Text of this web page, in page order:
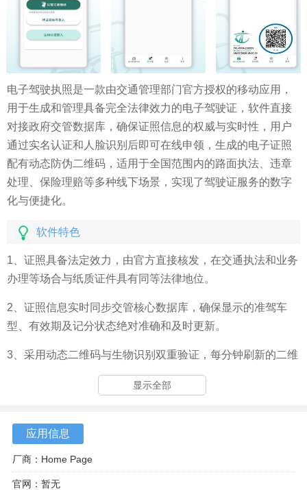
电子驾驶执照是一款由交通管理部门官方授权的移动应用，
用于生成和管理具备完全法律效力的电子驾驶证，软件直接
对接政府交管数据库，确保证照信息的权威与实时性，用户
通过实名认证和人脸识别后即可在线申领，生成的电子证照
配有动态防伪二维码，适用于全国范围内的路面执法、违章
处理、保险理赔等多种线下场景，实现了驾驶证服务的数字
化与便捷化。
软件特色
1、证照具备法定效力，由官方直接核发，在交通执法和业务
办理等场合与纸质证件具有同等法律地位。
2、证照信息实时同步交管核心数据库，确保显示的准驾车
型、有效期及记分状态绝对准确和及时更新。
3、采用动态二维码与生物识别双重验证，每分钟刷新的二维
码能有效防止截图冒用，保障证照使用安全。
显示全部
应用信息
厂商：Home Page
官网：暂无